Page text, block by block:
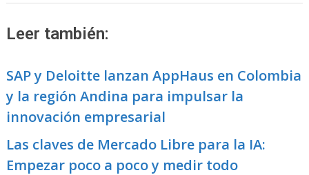
Leer también:
SAP y Deloitte lanzan AppHaus en Colombia
y la región Andina para impulsar la
innovación empresarial
Las claves de Mercado Libre para la IA:
Empezar poco a poco y medir todo